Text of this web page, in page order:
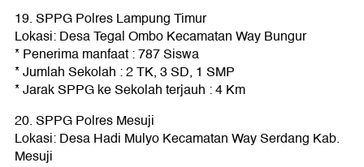
19. SPPG Polres Lampung Timur
Lokasi: Desa Tegal Ombo Kecamatan Way Bungur
* Penerima manfaat : 787 Siswa
* Jumlah Sekolah : 2 TK, 3 SD, 1 SMP
* Jarak SPPG ke Sekolah terjauh : 4 Km
20. SPPG Polres Mesuji
Lokasi: Desa Hadi Mulyo Kecamatan Way Serdang Kab.
Mesuji